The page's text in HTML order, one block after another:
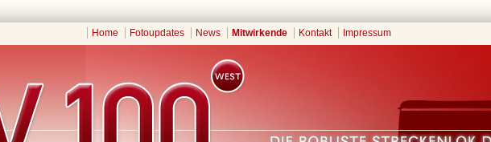
Home Fotoupdates News Mitwirkende Kontakt Impressum